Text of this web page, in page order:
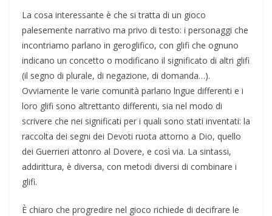
La cosa interessante è che si tratta di un gioco
palesemente narrativo ma privo di testo: i personaggi che
incontriamo parlano in geroglifico, con glifi che ognuno
indicano un concetto o modificano il significato di altri glifi
(il segno di plurale, di negazione, di domanda…).
Ovviamente le varie comunità parlano lngue differenti e i
loro glifi sono altrettanto differenti, sia nel modo di
scrivere che nei significati per i quali sono stati inventati: la
raccolta dei segni dei Devoti ruota attorno a Dio, quello
dei Guerrieri attonro al Dovere, e così via. La sintassi,
addirittura, è diversa, con metodi diversi di combinare i
glifi.
È chiaro che progredire nel gioco richiede di decifrare le